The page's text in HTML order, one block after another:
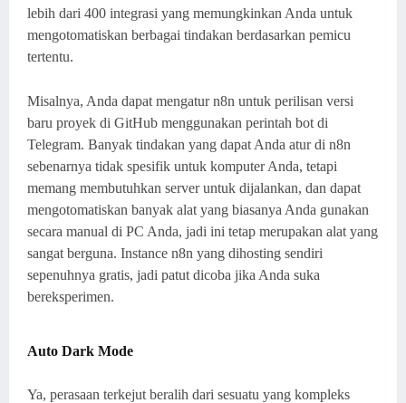
lebih dari 400 integrasi yang memungkinkan Anda untuk
mengotomatiskan berbagai tindakan berdasarkan pemicu
tertentu.
Misalnya, Anda dapat mengatur n8n untuk perilisan versi
baru proyek di GitHub menggunakan perintah bot di
Telegram. Banyak tindakan yang dapat Anda atur di n8n
sebenarnya tidak spesifik untuk komputer Anda, tetapi
memang membutuhkan server untuk dijalankan, dan dapat
mengotomatiskan banyak alat yang biasanya Anda gunakan
secara manual di PC Anda, jadi ini tetap merupakan alat yang
sangat berguna. Instance n8n yang dihosting sendiri
sepenuhnya gratis, jadi patut dicoba jika Anda suka
bereksperimen.
Auto Dark Mode
Ya, perasaan terkejut beralih dari sesuatu yang kompleks